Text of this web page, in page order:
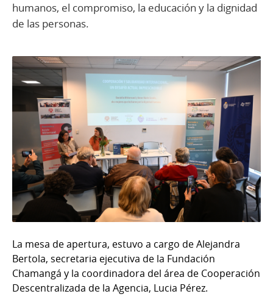
humanos, el compromiso, la educación y la dignidad
de las personas.
La mesa de apertura, estuvo a cargo de Alejandra
Bertola, secretaria ejecutiva de la Fundación
Chamangá y la coordinadora del área de Cooperación
Descentralizada de la Agencia, Lucia Pérez.